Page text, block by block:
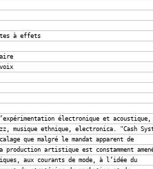
à effets
électronique et acoustique,
musique ethnique, electronica. "Cash
que malgré le mandat apparent de
artistique est constamment
aux courants de mode, à l’idée du